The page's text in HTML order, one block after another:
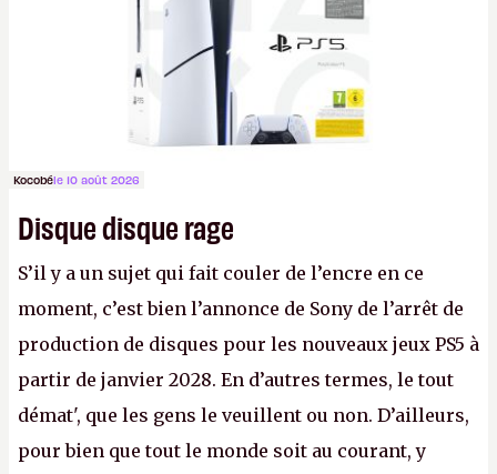
Kocobéle 10 août 2026
Disque disque rage
S’il y a un sujet qui fait couler de l’encre en ce
moment, c’est bien l’annonce de Sony de l’arrêt de
production de disques pour les nouveaux jeux PS5 à
partir de janvier 2028. En d’autres termes, le tout
démat', que les gens le veuillent ou non. D’ailleurs,
pour bien que tout le monde soit au courant, y